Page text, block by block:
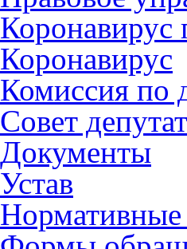
Коронавирус
Коронавирус
Комиссия по
Совет
Документы
Устав